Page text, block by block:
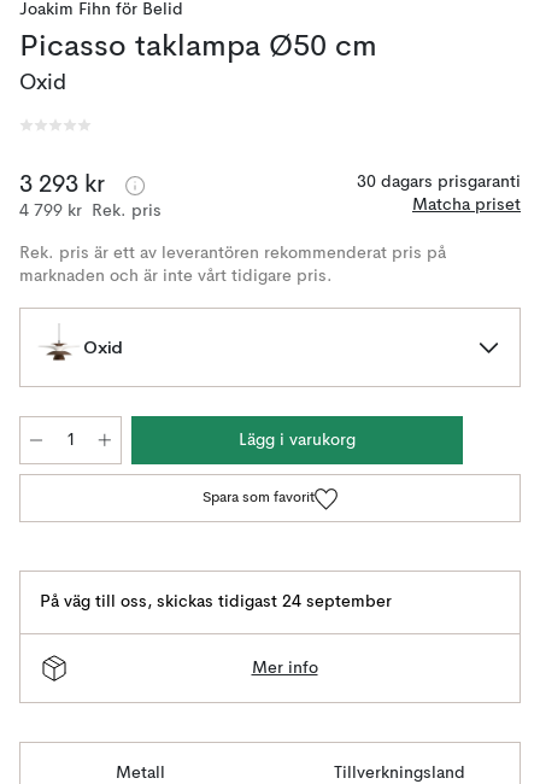
Joakim Fihn för Belid
Picasso taklampa Ø50 cm
Oxid
3 293 kr
4 799 kr Rek. pris
30 dagars prisgaranti
Matcha priset
Rek. pris är ett av leverantören rekommenderat pris på
marknaden och är inte vårt tidigare pris.
Oxid
Lägg i varukorg
Spara som favorit
På väg till oss, skickas tidigast 24 september
Mer info
Metall Tillverkningsland